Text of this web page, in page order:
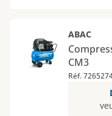
ABAC
CM3
Réf.